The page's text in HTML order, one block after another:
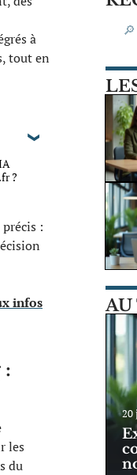
à
tout en
?
:
infos
:
les
du
AU
20